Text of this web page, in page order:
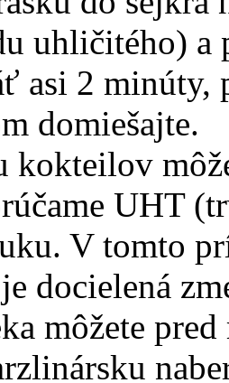
uhličitého) a
asi 2 minúty,
domiešajte.
kokteilov
UHT
V tomto
docielená
môžete